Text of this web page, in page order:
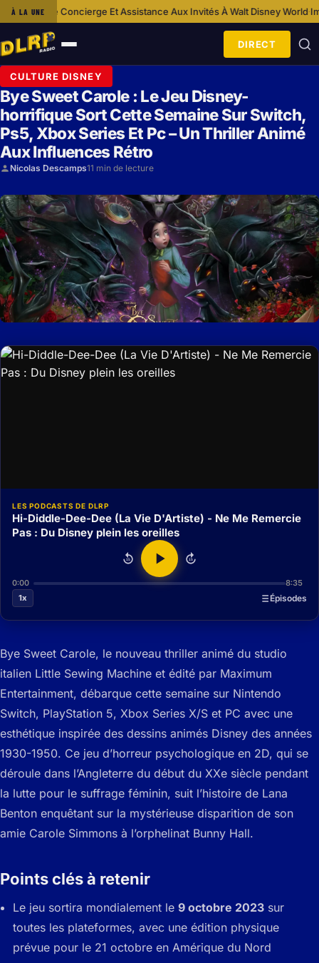
À LA UNEEt Assistance Aux Invités À Walt Disney World·Impact Des Zones
Ouvrir
le
menu
DIRECT
CULTURE DISNEY
Bye Sweet Carole : Le Jeu Disney-
horrifique Sort Cette Semaine Sur Switch,
Ps5, Xbox Series Et Pc – Un Thriller Animé
Aux Influences Rétro
Nicolas Descamps11 min de lecture
LES PODCASTS DE DLRP
Hi-Diddle-Dee-Dee (La Vie D'Artiste) - Ne Me Remercie
Pas : Du Disney plein les oreilles
15 15
0:00
8:35
1x
Épisodes
Bye Sweet Carole, le nouveau thriller animé du studio
italien Little Sewing Machine et édité par Maximum
Entertainment, débarque cette semaine sur Nintendo
Switch, PlayStation 5, Xbox Series X/S et PC avec une
esthétique inspirée des dessins animés Disney des années
1930-1950. Ce jeu d’horreur psychologique en 2D, qui se
déroule dans l’Angleterre du début du XXe siècle pendant
la lutte pour le suffrage féminin, suit l’histoire de Lana
Benton enquêtant sur la mystérieuse disparition de son
amie Carole Simmons à l’orphelinat Bunny Hall.
Points clés à retenir
Le jeu sortira mondialement le 9 octobre 2023 sur
toutes les plateformes, avec une édition physique
prévue pour le 21 octobre en Amérique du Nord